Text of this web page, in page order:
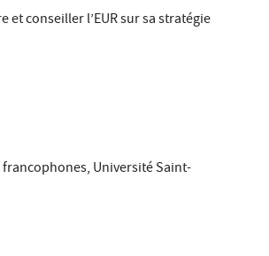
conseiller l’EUR sur sa stratégie
Université Saint-